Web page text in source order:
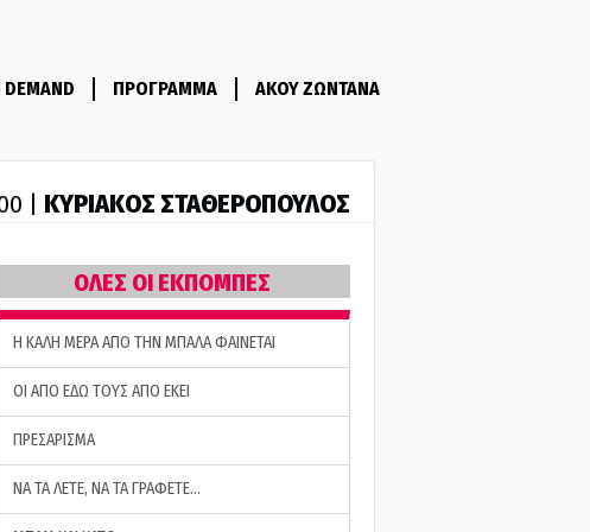
DEMAND ΠΡΟΓΡΑΜΜΑ ΑΚΟΥ ΖΩΝΤΑΝΑ
| ΚΥΡΙΑΚΟΣ ΣΤΑΘΕΡΟΠΟΥΛΟΣ
ΟΛΕΣ ΟΙ ΕΚΠΟΜΠΕΣ
H ΚΑΛΗ ΜΕΡΑ ΑΠΟ ΤΗΝ ΜΠΑΛΑ ΦΑΙΝΕΤΑΙ
ΟΙ ΑΠΟ ΕΔΩ ΤΟΥΣ ΑΠΟ ΕΚΕΙ
ΠΡΕΣΑΡΙΣΜΑ
ΝΑ ΤΑ ΛΕΤΕ, ΝΑ ΤΑ ΓΡΑΦΕΤΕ…